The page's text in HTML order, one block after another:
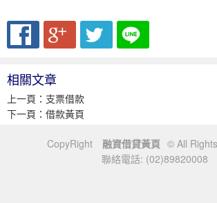
相關文章
上一頁： 支票借款
下一頁： 借款黃頁
CopyRight 融資借貸黃頁 © All
聯絡電話: (02)89820008